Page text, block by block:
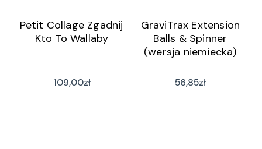
Petit Collage Zgadnij
Kto To Wallaby
109,00zł
GraviTrax Extension
Balls & Spinner
(wersja niemiecka)
56,85zł